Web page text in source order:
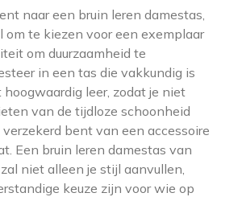
naar een bruin leren damestas,
om te kiezen voor een exemplaar
om duurzaamheid te
in een tas die vakkundig is
leer, zodat je niet
van de tijdloze schoonheid
bent van een accessoire
Een bruin leren damestas van
niet alleen je stijl aanvullen,
keuze zijn voor wie op